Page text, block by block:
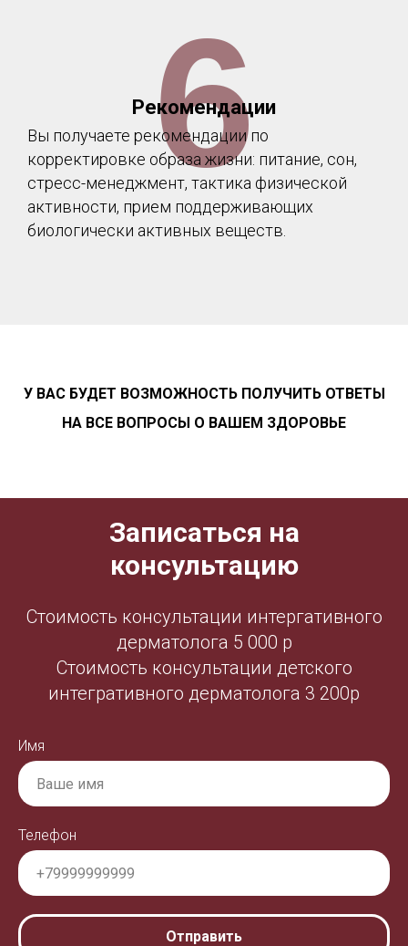
Рекомендации
Вы получаете рекомендации по
корректировке образа жизни: питание, сон,
стресс-менеджмент, тактика физической
активности, прием поддерживающих
биологически активных веществ.
6
У ВАС БУДЕТ ВОЗМОЖНОСТЬ ПОЛУЧИТЬ ОТВЕТЫ
НА ВСЕ ВОПРОСЫ О ВАШЕМ ЗДОРОВЬЕ
Записаться на
консультацию
Стоимость консультации интергативного
дерматолога 5 000 р
Стоимость консультации детского
интегративного дерматолога 3 200р
Имя
Телефон
Отправить